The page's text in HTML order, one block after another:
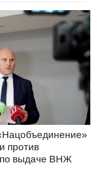
против
выдаче ВНЖ